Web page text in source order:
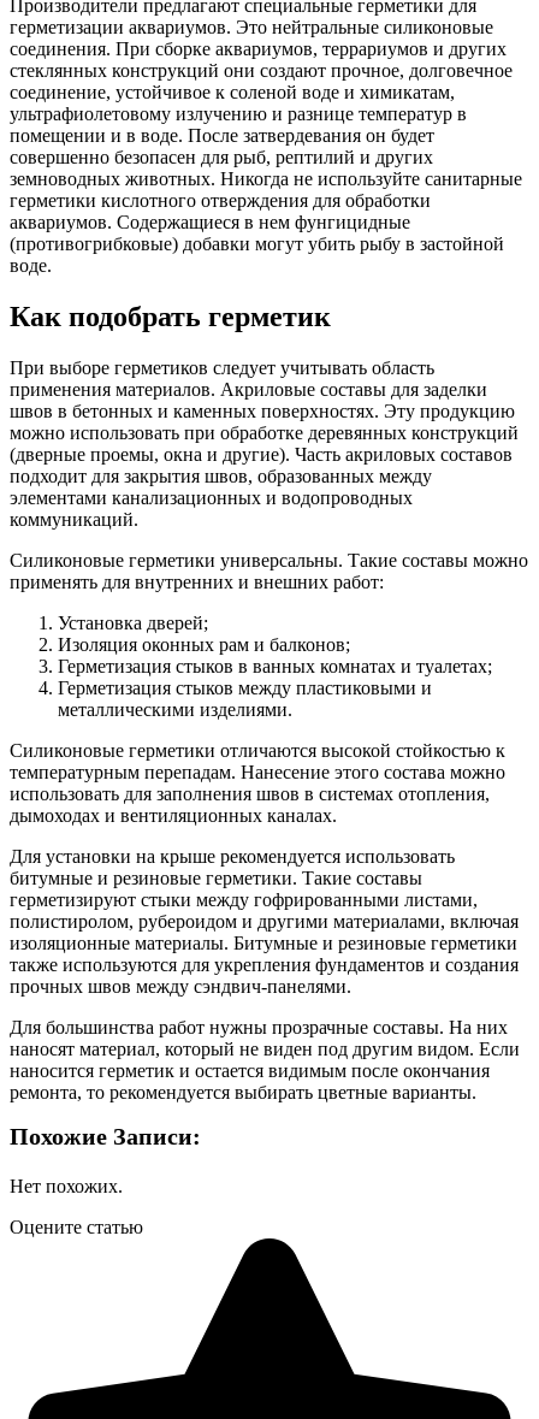
Производители предлагают специальные герметики для
герметизации аквариумов. Это нейтральные силиконовые
соединения. При сборке аквариумов, террариумов и других
стеклянных конструкций они создают прочное, долговечное
соединение, устойчивое к соленой воде и химикатам,
ультрафиолетовому излучению и разнице температур в
помещении и в воде. После затвердевания он будет
совершенно безопасен для рыб, рептилий и других
земноводных животных. Никогда не используйте санитарные
герметики кислотного отверждения для обработки
аквариумов. Содержащиеся в нем фунгицидные
(противогрибковые) добавки могут убить рыбу в застойной
воде.
Как подобрать герметик
При выборе герметиков следует учитывать область
применения материалов. Акриловые составы для заделки
швов в бетонных и каменных поверхностях. Эту продукцию
можно использовать при обработке деревянных конструкций
(дверные проемы, окна и другие). Часть акриловых составов
подходит для закрытия швов, образованных между
элементами канализационных и водопроводных
коммуникаций.
Силиконовые герметики универсальны. Такие составы можно
применять для внутренних и внешних работ:
Установка дверей;
Изоляция оконных рам и балконов;
Герметизация стыков в ванных комнатах и туалетах;
Герметизация стыков между пластиковыми и
металлическими изделиями.
Силиконовые герметики отличаются высокой стойкостью к
температурным перепадам. Нанесение этого состава можно
использовать для заполнения швов в системах отопления,
дымоходах и вентиляционных каналах.
Для установки на крыше рекомендуется использовать
битумные и резиновые герметики. Такие составы
герметизируют стыки между гофрированными листами,
полистиролом, рубероидом и другими материалами, включая
изоляционные материалы. Битумные и резиновые герметики
также используются для укрепления фундаментов и создания
прочных швов между сэндвич-панелями.
Для большинства работ нужны прозрачные составы. На них
наносят материал, который не виден под другим видом. Если
наносится герметик и остается видимым после окончания
ремонта, то рекомендуется выбирать цветные варианты.
Похожие Записи:
Нет похожих.
Оцените статью